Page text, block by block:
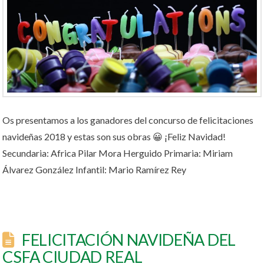
Os presentamos a los ganadores del concurso de felicitaciones
navideñas 2018 y estas son sus obras 😀 ¡Feliz Navidad!
Secundaria: Africa Pilar Mora Herguido Primaria: Miriam
Álvarez González Infantil: Mario Ramírez Rey
FELICITACIÓN NAVIDEÑA DEL
CSFA CIUDAD REAL